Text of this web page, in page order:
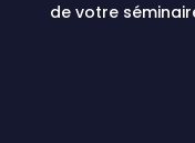
de votre